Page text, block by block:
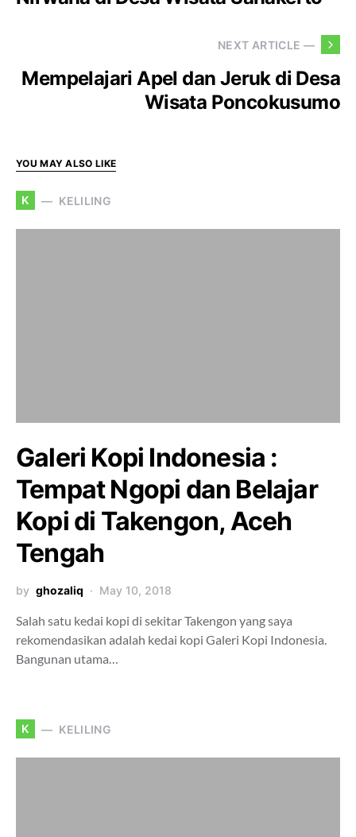
NEXT ARTICLE —
Mempelajari Apel dan Jeruk di Desa
Wisata Poncokusumo
YOU MAY ALSO LIKE
K KELILING
Galeri Kopi Indonesia :
Tempat Ngopi dan Belajar
Kopi di Takengon, Aceh
Tengah
by ghozaliq May 10, 2018
Salah satu kedai kopi di sekitar Takengon yang saya
rekomendasikan adalah kedai kopi Galeri Kopi Indonesia.
Bangunan utama…
K KELILING